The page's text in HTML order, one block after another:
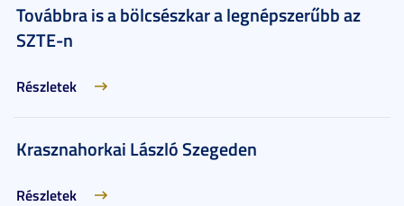
Továbbra is a bölcsészkar a legnépszerűbb az
SZTE-n
Részletek
Krasznahorkai László Szegeden
Részletek